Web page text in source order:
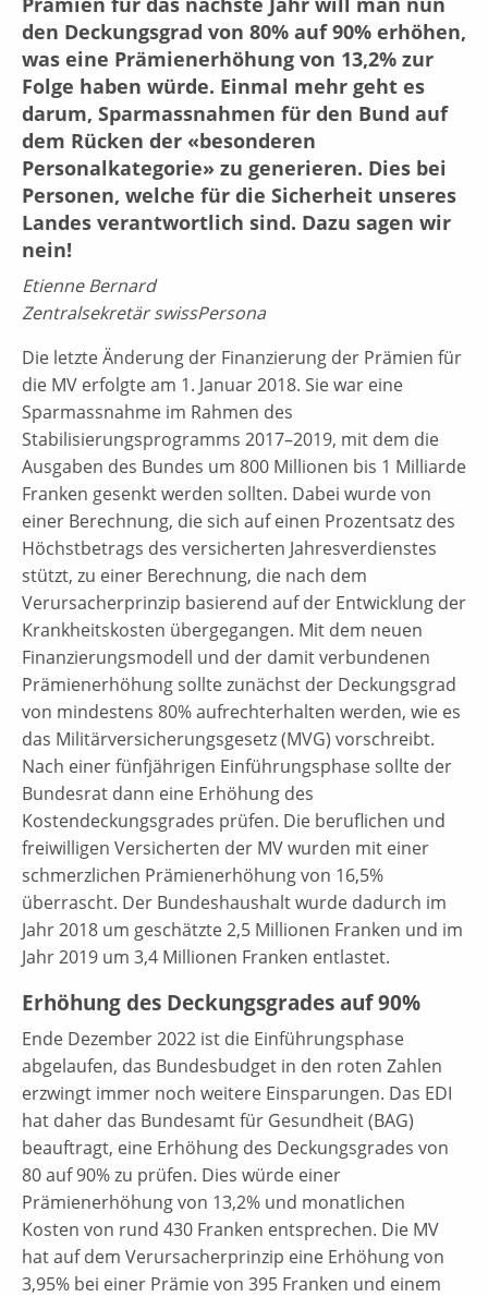
den Deckungsgrad von 80% auf 90% erhöhen,
was eine Prämienerhöhung von 13,2% zur
Folge haben würde. Einmal mehr geht es
darum, Sparmassnahmen für den Bund auf
dem Rücken der «besonderen
Personalkategorie» zu generieren. Dies bei
Personen, welche für die Sicherheit unseres
Landes verantwortlich sind. Dazu sagen wir
nein!
Etienne Bernard
Zentralsekretär swissPersona
Die letzte Änderung der Finanzierung der Prämien für
die MV erfolgte am 1. Januar 2018. Sie war eine
Sparmassnahme im Rahmen des
Stabilisierungsprogramms 2017–2019, mit dem die
Ausgaben des Bundes um 800 Millionen bis 1 Milliarde
Franken gesenkt werden sollten. Dabei wurde von
einer Berechnung, die sich auf einen Prozentsatz des
Höchstbetrags des versicherten Jahresverdienstes
stützt, zu einer Berechnung, die nach dem
Verursacherprinzip basierend auf der Entwicklung der
Krankheitskosten übergegangen. Mit dem neuen
Finanzierungsmodell und der damit verbundenen
Prämienerhöhung sollte zunächst der Deckungsgrad
von mindestens 80% aufrechterhalten werden, wie es
das Militärversicherungsgesetz (MVG) vorschreibt.
Nach einer fünfjährigen Einführungsphase sollte der
Bundesrat dann eine Erhöhung des
Kostendeckungsgrades prüfen. Die beruflichen und
freiwilligen Versicherten der MV wurden mit einer
schmerzlichen Prämienerhöhung von 16,5%
überrascht. Der Bundeshaushalt wurde dadurch im
Jahr 2018 um geschätzte 2,5 Millionen Franken und im
Jahr 2019 um 3,4 Millionen Franken entlastet.
Erhöhung des Deckungsgrades auf 90%
Ende Dezember 2022 ist die Einführungsphase
abgelaufen, das Bundesbudget in den roten Zahlen
erzwingt immer noch weitere Einsparungen. Das EDI
hat daher das Bundesamt für Gesundheit (BAG)
beauftragt, eine Erhöhung des Deckungsgrades von
80 auf 90% zu prüfen. Dies würde einer
Prämienerhöhung von 13,2% und monatlichen
Kosten von rund 430 Franken entsprechen. Die MV
hat auf dem Verursacherprinzip eine Erhöhung von
3,95% bei einer Prämie von 395 Franken und einem